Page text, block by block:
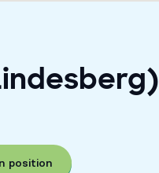
position